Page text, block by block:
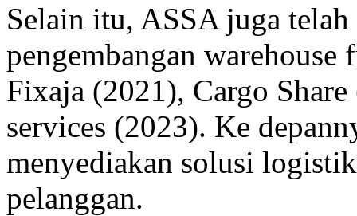
Selain itu, ASSA juga
pengembangan
Fixaja (2021), Cargo
services (2023). Ke
menyediakan solusi
pelanggan.